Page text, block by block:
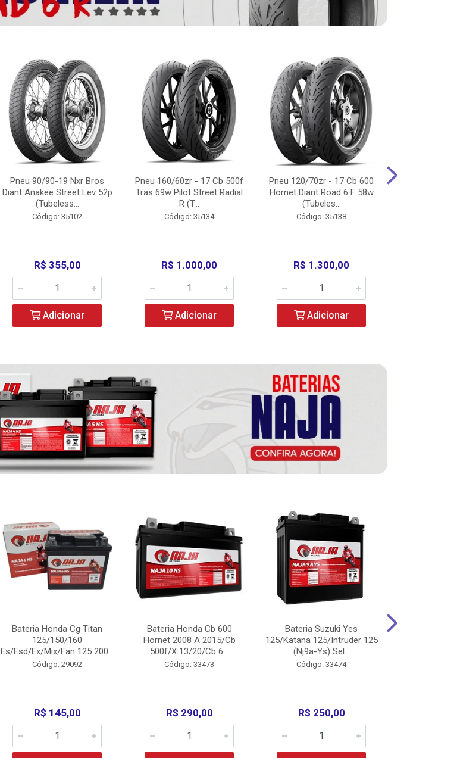
Pneu 90/90-19 Nxr Bros
Diant Anakee Street Lev 52p
(Tubeless...
Código: 35102
R$ 355,00
Adicionar
Pneu 160/60zr - 17 Cb 500f
Tras 69w Pilot Street Radial
R (T...
Código: 35134
R$ 1.000,00
Adicionar
Pneu 120/70zr - 17 Cb 600
Hornet Diant Road 6 F 58w
(Tubeles...
Código: 35138
R$ 1.300,00
Adicionar
Bateria Honda Cg Titan
125/150/160
Es/Esd/Ex/Mix/Fan 125 200...
Código: 29092
R$ 145,00
Bateria Honda Cb 600
Hornet 2008 A 2015/Cb
500f/X 13/20/Cb 6...
Código: 33473
R$ 290,00
Bateria Suzuki Yes
125/Katana 125/Intruder 125
(Nj9a-Ys) Sel...
Código: 33474
R$ 250,00